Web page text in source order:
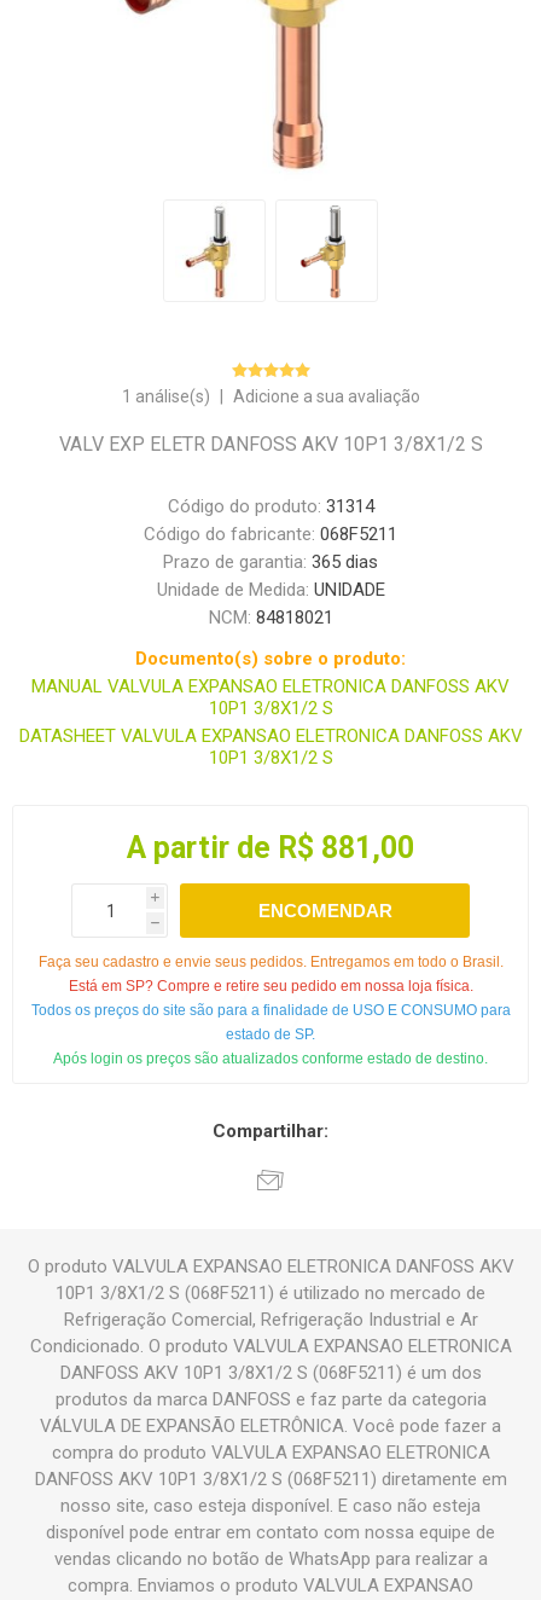
1 análise(s) Adicione a sua avaliação
VALV EXP ELETR DANFOSS AKV 10P1 3/8X1/2 S
Código do produto: 31314
Código do fabricante: 068F5211
Prazo de garantia: 365 dias
Unidade de Medida: UNIDADE
NCM: 84818021
Documento(s) sobre o produto:
MANUAL VALVULA EXPANSAO ELETRONICA DANFOSS AKV
10P1 3/8X1/2 S
DATASHEET VALVULA EXPANSAO ELETRONICA DANFOSS AKV
10P1 3/8X1/2 S
A partir de R$ 881,00
i
h
ENCOMENDAR
Faça seu cadastro e envie seus pedidos. Entregamos em todo o Brasil.
Está em SP? Compre e retire seu pedido em nossa loja física.
Todos os preços do site são para a finalidade de USO E CONSUMO para
estado de SP.
Após login os preços são atualizados conforme estado de destino.
Compartilhar:
O produto VALVULA EXPANSAO ELETRONICA DANFOSS AKV
10P1 3/8X1/2 S (068F5211) é utilizado no mercado de
Refrigeração Comercial, Refrigeração Industrial e Ar
Condicionado. O produto VALVULA EXPANSAO ELETRONICA
DANFOSS AKV 10P1 3/8X1/2 S (068F5211) é um dos
produtos da marca DANFOSS e faz parte da categoria
VÁLVULA DE EXPANSÃO ELETRÔNICA. Você pode fazer a
compra do produto VALVULA EXPANSAO ELETRONICA
DANFOSS AKV 10P1 3/8X1/2 S (068F5211) diretamente em
nosso site, caso esteja disponível. E caso não esteja
disponível pode entrar em contato com nossa equipe de
vendas clicando no botão de WhatsApp para realizar a
compra. Enviamos o produto VALVULA EXPANSAO